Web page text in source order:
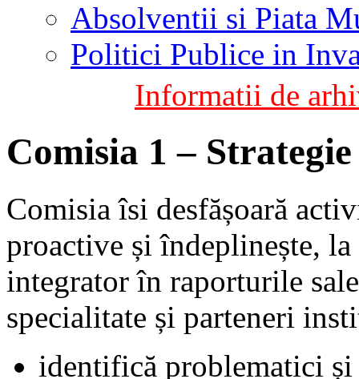
Absolventii si Piata
Politici Publice in
Informatii de
Comisia 1 –
Comisia îsi desfășoară
proactive și îndeplinește,
integrator în raporturile
specialitate și parteneri
identifică problematici